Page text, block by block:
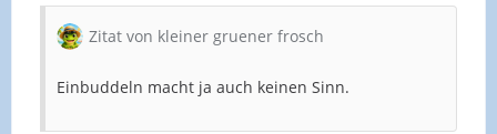
Zitat von kleiner gruener frosch
Einbuddeln macht ja auch keinen Sinn.